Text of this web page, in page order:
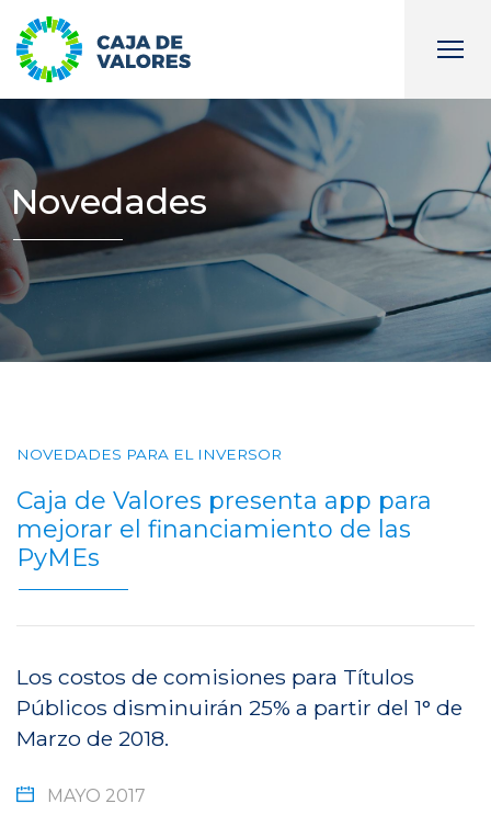
Novedades
NOVEDADES PARA EL INVERSOR
Caja de Valores presenta app para
mejorar el financiamiento de las
PyMEs
Los costos de comisiones para Títulos
Públicos disminuirán 25% a partir del 1° de
Marzo de 2018.
MAYO 2017